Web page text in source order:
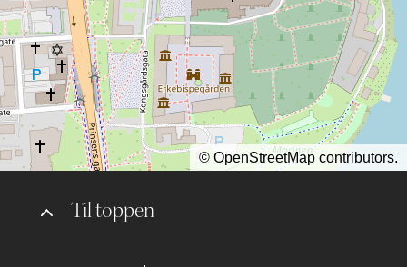
Til toppen
© OpenStreetMap contributors.